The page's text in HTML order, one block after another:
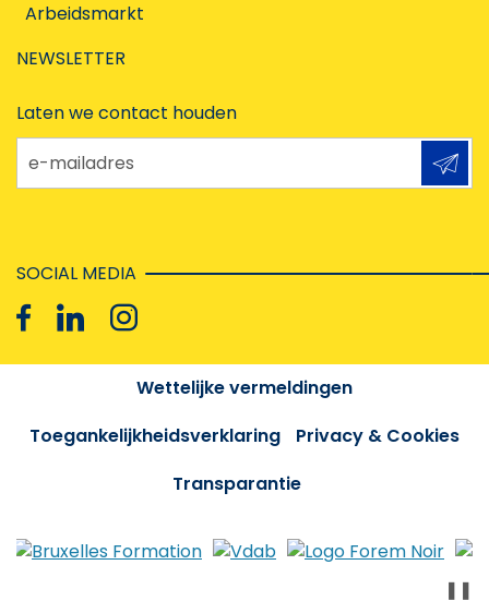
Arbeidsmarkt
NEWSLETTER
Laten we contact houden
e-mailadres
SOCIAL MEDIA
Wettelijke vermeldingen
Toegankelijkheidsverklaring
Privacy & Cookies
Transparantie
❚❚